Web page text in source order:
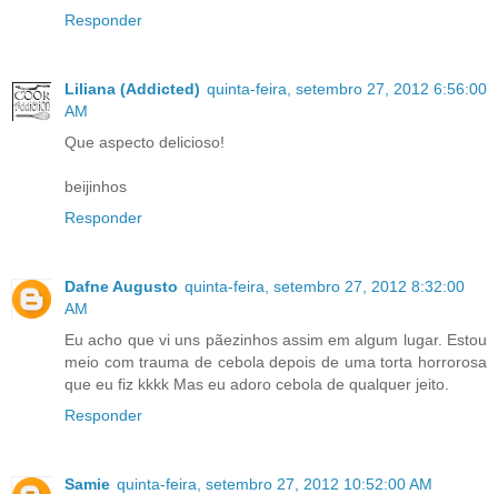
Responder
Liliana (Addicted) quinta-feira, setembro 27, 2012 6:56:00
AM
Que aspecto delicioso!
beijinhos
Responder
Dafne Augusto quinta-feira, setembro 27, 2012 8:32:00
AM
Eu acho que vi uns pãezinhos assim em algum lugar. Estou
meio com trauma de cebola depois de uma torta horrorosa
que eu fiz kkkk Mas eu adoro cebola de qualquer jeito.
Responder
Samie quinta-feira, setembro 27, 2012 10:52:00 AM